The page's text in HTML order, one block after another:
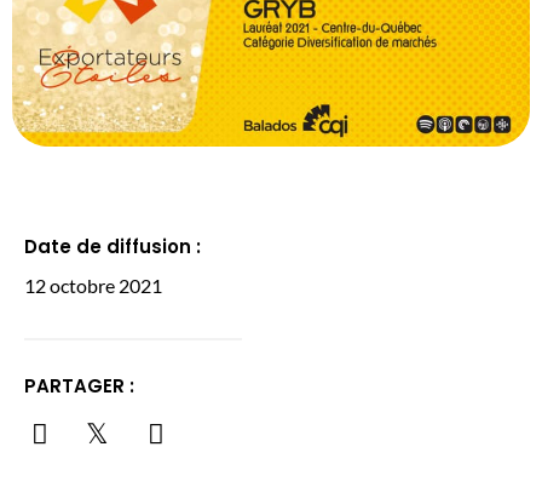
Date de diffusion :
12 octobre 2021
PARTAGER :